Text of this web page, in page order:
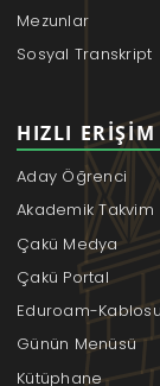
Mezunlar
Sosyal Transkript
HIZLI ERIŞIM
Aday Öğrenci
Akademik Takvim
Çakü Medya
Çakü Portal
Eduroam-
Günün Menüsü
Kütüphane